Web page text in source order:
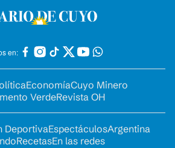
en:
EconomíaCuyo Minero
VerdeRevista OH
DeportivaEspectáculosArgentina
RecetasEn las redes